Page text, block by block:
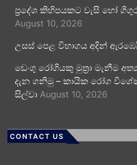
ප්‍රදේශ කිහිපයකට වැසි හෝ
August 10, 2026
උසස් පෙළ විභාගය අදින්
ඩෙංගු රෝගියකු ⁣මුත්‍රා මැනීම
දැන ගනිමු – කායික රෝග
සිල්වා August 10, 2026
CONTACT US